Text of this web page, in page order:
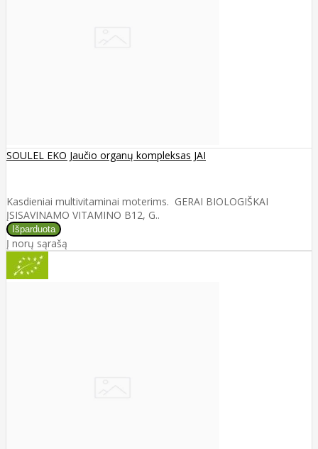
SOULEL EKO Jaučio organų kompleksas JAI
Kasdieniai multivitaminai moterims. GERAI BIOLOGIŠKAI
ĮSISAVINAMO VITAMINO B12, G..
Į norų sąrašą